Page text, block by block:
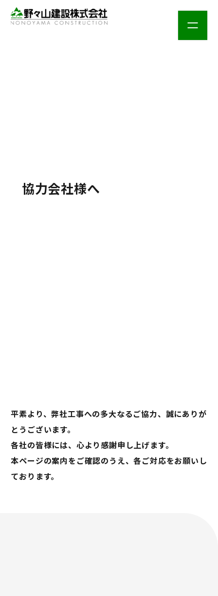
協力会社様へ
平素より、弊社工事への多大なるご協力、誠にありが
とうございます。
各社の皆様には、心より感謝申し上げます。
本ページの案内をご確認のうえ、各ご対応をお願いし
ております。